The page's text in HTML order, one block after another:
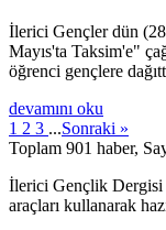
İlerici Gençler dün
Mayıs'ta Taksim'e"
öğrenci gençlere
devamını oku
1 2 3 ...Sonraki »
Toplam 901 haber,
İlerici Gençlik Dergisi
araçları kullanarak